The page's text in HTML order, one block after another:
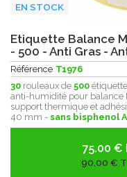
EN STOCK
Etiquette Balance
- 500 - Anti Gras -
Référence T1976
30 rouleaux de 500
anti-humidité pour balance
support thermique et
40 mm - sans bisphenol A
75.00 €
90,00 €